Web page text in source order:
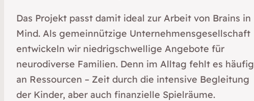
Das Projekt passt damit ideal zur Arbeit von Brains in
Mind. Als gemeinnützige Unternehmensgesellschaft
entwickeln wir niedrigschwellige Angebote für
neurodiverse Familien. Denn im Alltag fehlt es häufig
an Ressourcen – Zeit durch die intensive Begleitung
der Kinder, aber auch finanzielle Spielräume.